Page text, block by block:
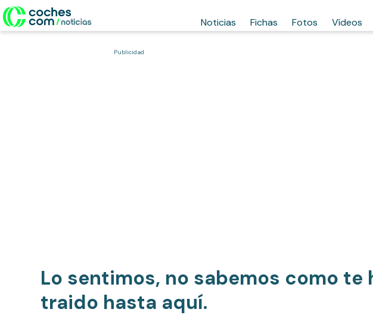
Noticias Fichas Fotos Vídeos
Publicidad
Lo sentimos, no sabemos como te
traido hasta aquí.